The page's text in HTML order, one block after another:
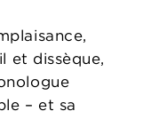
et dissèque,
– et sa